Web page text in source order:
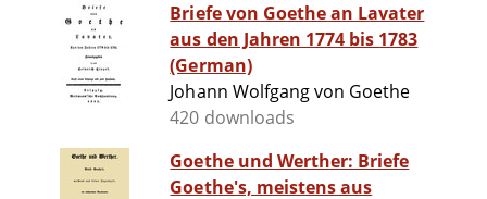
Briefe von Goethe an Lavater
aus den Jahren 1774 bis 1783
(German)
Johann Wolfgang von Goethe
420 downloads
Goethe und Werther: Briefe
Goethe's, meistens aus